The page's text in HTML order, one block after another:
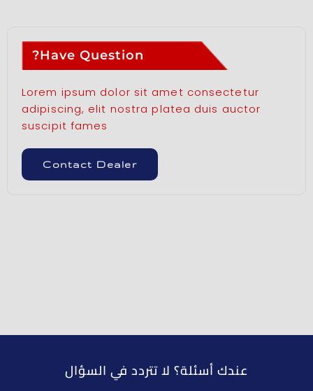
Have Question?
Lorem ipsum dolor sit amet consectetur
adipiscing, elit nostra platea duis auctor
suscipit fames
Contact Dealer
عندك أسئلة؟ لا تتردد في السؤال